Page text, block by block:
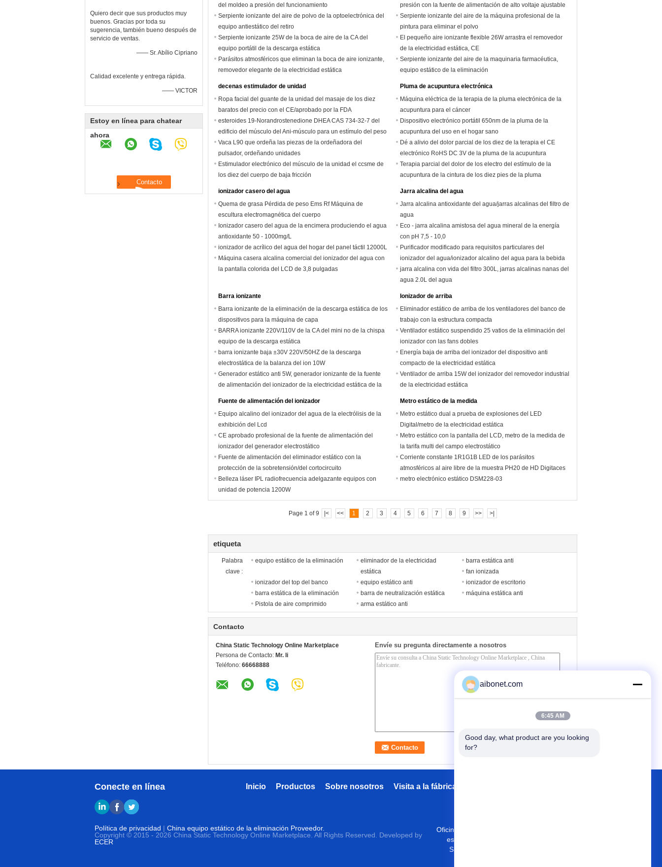
Quiero decir que sus productos muy
buenos. Gracias por toda su
sugerencia, también bueno después de
servicio de ventas.
—— Sr. Abílio Cipriano
Calidad excelente y entrega rápida.
—— VICTOR
Estoy en línea para chatear
ahora
del moldeo a presión del funcionamiento
Serpiente ionizante del aire de polvo de la optoelectrónica del
equipo antiestático del retiro
Serpiente ionizante 25W de la boca de aire de la CA del
equipo portátil de la descarga estática
Parásitos atmosféricos que eliminan la boca de aire ionizante,
removedor elegante de la electricidad estática
presión con la fuente de alimentación de alto voltaje ajustable
Serpiente ionizante del aire de la máquina profesional de la
pintura para eliminar el polvo
El pequeño aire ionizante flexible 26W arrastra el removedor
de la electricidad estática, CE
Serpiente ionizante del aire de la maquinaria farmacéutica,
equipo estático de la eliminación
decenas estimulador de unidad
Ropa facial del guante de la unidad del masaje de los diez
baratos del precio con el CE/aprobado por la FDA
esteroides 19-Norandrostenedione DHEA CAS 734-32-7 del
edificio del músculo del Ani-músculo para un estímulo del peso
del Levat
Vaca L90 que ordeña las piezas de la ordeñadora del
pulsador, ordeñando unidades
Estimulador electrónico del músculo de la unidad el ccsme de
los diez del cuerpo de baja fricción
Pluma de acupuntura electrónica
Máquina eléctrica de la terapia de la pluma electrónica de la
acupuntura para el cáncer
Dispositivo electrónico portátil 650nm de la pluma de la
acupuntura del uso en el hogar sano
Dé a alivio del dolor parcial de los diez de la terapia el CE
electrónico RoHS DC 3V de la pluma de la acupuntura
Terapia parcial del dolor de los electro del estímulo de la
acupuntura de la cintura de los diez pies de la pluma
ionizador casero del agua
Quema de grasa Pérdida de peso Ems Rf Máquina de
escultura electromagnética del cuerpo
Ionizador casero del agua de la encimera produciendo el agua
antioxidante 50 - 1000mg/L
ionizador de acrílico del agua del hogar del panel táctil 12000L
Máquina casera alcalina comercial del ionizador del agua con
la pantalla colorida del LCD de 3,8 pulgadas
Jarra alcalina del agua
Jarra alcalina antioxidante del agua/jarras alcalinas del filtro de
agua
Eco - jarra alcalina amistosa del agua mineral de la energía
con pH 7,5 - 10,0
Purificador modificado para requisitos particulares del
ionizador del agua/ionizador alcalino del agua para la bebida
jarra alcalina con vida del filtro 300L, jarras alcalinas nanas del
agua 2.0L del agua
Barra ionizante
Barra ionizante de la eliminación de la descarga estática de los
dispositivos para la máquina de capa
BARRA ionizante 220V/110V de la CA del mini no de la chispa
equipo de la descarga estática
barra ionizante baja ±30V 220V/50HZ de la descarga
electrostática de la balanza del ion 10W
Generador estático anti 5W, generador ionizante de la fuente
de alimentación del ionizador de la electricidad estática de la
Ionizador de arriba
Eliminador estático de arriba de los ventiladores del banco de
trabajo con la estructura compacta
Ventilador estático suspendido 25 vatios de la eliminación del
ionizador con las fans dobles
Energía baja de arriba del ionizador del dispositivo anti
compacto de la electricidad estática
Ventilador de arriba 15W del ionizador del removedor industrial
de la electricidad estática
Fuente de alimentación del ionizador
Equipo alcalino del ionizador del agua de la electrólisis de la
exhibición del Lcd
CE aprobado profesional de la fuente de alimentación del
ionizador del generador electrostático
Fuente de alimentación del eliminador estático con la
protección de la sobretensión/del cortocircuito
Belleza láser IPL radiofrecuencia adelgazante equipos con
unidad de potencia 1200W
Metro estático de la medida
Metro estático dual a prueba de explosiones del LED
Digital/metro de la electricidad estática
Metro estático con la pantalla del LCD, metro de la medida de
la tarifa multi del campo electrostático
Corriente constante 1R1G1B LED de los parásitos
atmosféricos al aire libre de la muestra PH20 de HD Digitaces
metro electrónico estático DSM228-03
Page 1 of 9 |< << 1 2 3 4 5 6 7 8 9 >> >|
etiqueta
Palabra
clave :
equipo estático de la eliminación
eliminador de la electricidad
estática
barra estática anti
fan ionizada
ionizador del top del banco
equipo estático anti
ionizador de escritorio
barra estática de la eliminación
barra de neutralización estática
máquina estática anti
Pistola de aire comprimido
arma estático anti
Contacto
China Static Technology Online Marketplace
Persona de Contacto: Mr. li
Teléfono: 66668888
Envíe su pregunta directamente a nosotros
(0 / 3000)
Conecte en línea Visita a la fábrica
Sobre nosotros
Productos
Inicio
Política de privacidad | China equipo estático de la eliminación Proveedor.
Copyright © 2015 - 2026 China Static Technology Online Marketplace. All Rights Reserved. Developed by
ECER
Oficina 504, bloque A4, zona industrial del
este de OCT, distrito del Shan de NaN,
Shenzhen 518034, República Popular
aibonet.com
6:45 AM
Good day, what product are you looking
for?